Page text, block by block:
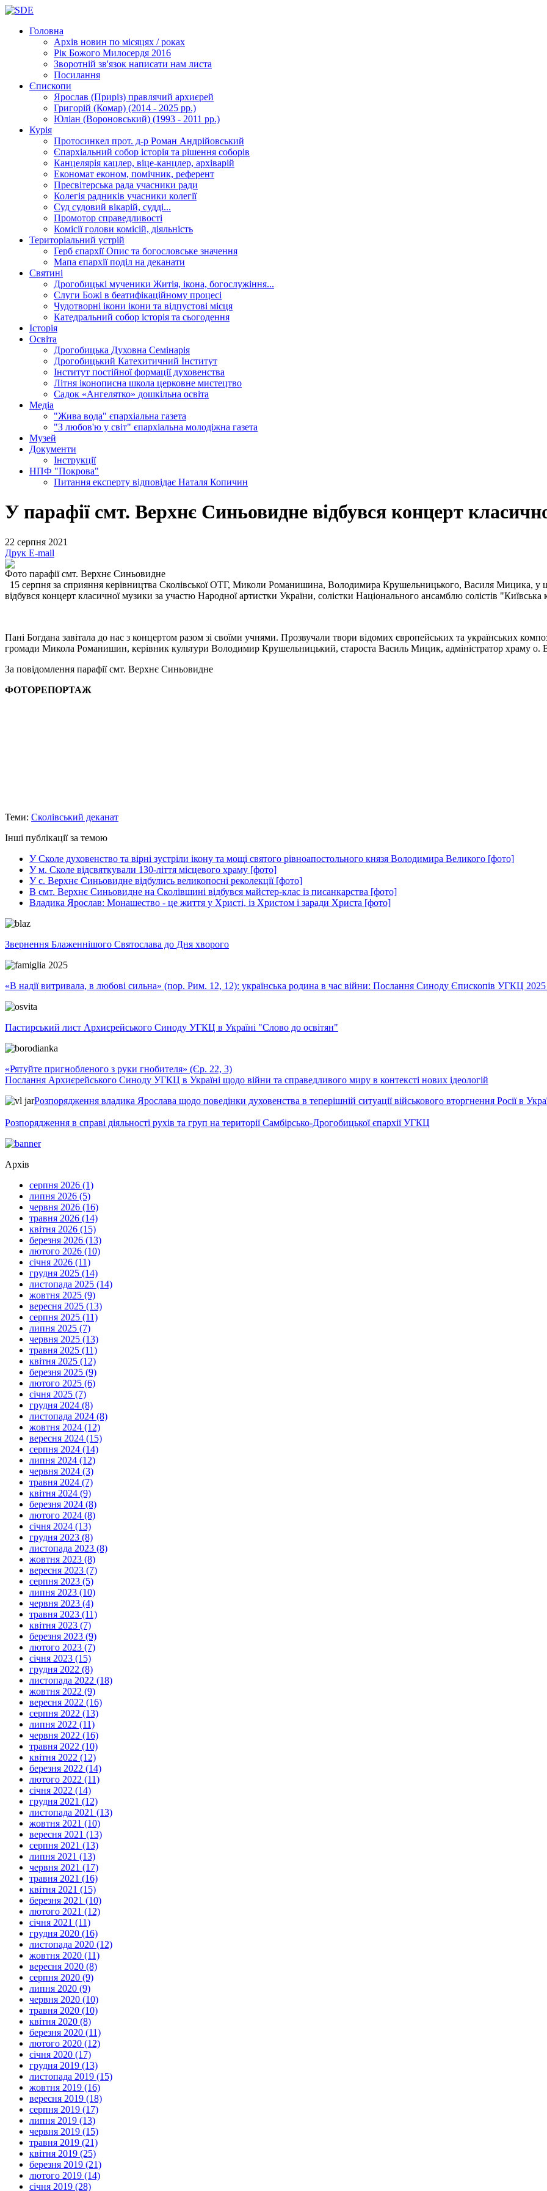
Головна
Архів новин по місяцях / роках
Рік Божого Милосердя 2016
Зворотній зв'язок написати нам листа
Посилання
Єпископи
Ярослав (Приріз) правлячий архиєрей
Григорій (Комар) (2014 - 2025 рр.)
Юліан (Вороновський) (1993 - 2011 рр.)
Курія
Протосинкел прот. д-р Роман Андрійовський
Єпархіальний собор історія та рішення соборів
Канцелярія кацлер, віце-канцлер, архіварій
Економат економ, помічник, референт
Пресвітерська рада учасники ради
Колегія радників учасники колегії
Суд судовий вікарій, судді...
Промотор справедливості
Комісіїголови комісій, діяльність
Територіальний устрій
Герб єпархіїОпис та богословське значення
Мапа єпархіїподіл на деканати
Святині
Дрогобицькі мученики Житія, ікона, богослужіння...
Слуги Божі в беатифікаційному процесі
Чудотворні ікони ікони та відпустові місця
Катедральний собор історія та сьогодення
Історія
Освіта
Дрогобицька Духовна Семінарія
Дрогобицький Катехитичний Інститут
Інститут постійної формації духовенства
Літня іконописна школа церковне мистецтво
Садок «Ангелятко» дошкільна освіта
Медіа
"Жива вода" єпархіальна газета
"З любов'ю у світ" єпархіальна молодіжна газета
Музей
Документи
Інструкції
НПФ "Покрова"
Питання експерту відповідає Наталя Копичин
У парафії смт. Верхнє Синьовидне відбувся концерт
22 серпня 2021
Друк E-mail
Фото парафії смт. Верхнє Синьовидне
15 серпня за сприяння керівництва Сколівської ОТГ, Миколи Романишина, Володимира Крушельницького, Василя Мицика, у
відбувся концерт класичної музики за участю Народної артистки України, солістки Національного ансамблю солістів
Пані Богдана завітала до нас з концертом разом зі своїми учнями. Прозвучали твори відомих європейських та українських
громади Микола Романишин, керівник культури Володимир Крушельницький, староста Василь Мицик, адміністратор храму
За повідомлення парафії смт. Верхнє Синьовидне
ФОТОРЕПОРТАЖ
Теми: Сколівський деканат
Інші публікації за темою
У Сколе духовенство та вірні зустріли ікону та мощі святого рівноапостольного князя Володимира Великого [фото]
У м. Сколе відсвяткували 130-ліття місцевого храму [фото]
У с. Верхнє Синьовидне відбулись великопосні реколекції [фото]
В смт. Верхнє Синьовидне на Сколівщині відбувся майстер-клас із писанкарства [фото]
Владика Ярослав: Монашество - це життя у Христі, із Христом і заради Христа [фото]
Звернення Блаженнішого Святослава до Дня хворого
«В надії витривала, в любові сильна» (пор. Рим. 12, 12): українська родина в час війни: Послання Синоду Єпископів УГКЦ
Пастирський лист Архиєрейського Синоду УГКЦ в Україні "Слово до освітян"
«Рятуйте пригнобленого з руки гнобителя» (Єр. 22, 3)
Послання Архиєрейського Синоду УГКЦ в Україні щодо війни та справедливого миру в контексті нових ідеологій
Розпорядження владика Ярослава щодо поведінки духовенства в теперішній ситуації військового вторгнення Росії в
Розпорядження в справі діяльності рухів та груп на території Самбірсько-Дрогобицької єпархії УГКЦ
Архів
серпня 2026 (1)
липня 2026 (5)
червня 2026 (16)
травня 2026 (14)
квітня 2026 (15)
березня 2026 (13)
лютого 2026 (10)
січня 2026 (11)
грудня 2025 (14)
листопада 2025 (14)
жовтня 2025 (9)
вересня 2025 (13)
серпня 2025 (11)
липня 2025 (7)
червня 2025 (13)
травня 2025 (11)
квітня 2025 (12)
березня 2025 (9)
лютого 2025 (6)
січня 2025 (7)
грудня 2024 (8)
листопада 2024 (8)
жовтня 2024 (12)
вересня 2024 (15)
серпня 2024 (14)
липня 2024 (12)
червня 2024 (3)
травня 2024 (7)
квітня 2024 (9)
березня 2024 (8)
лютого 2024 (8)
січня 2024 (13)
грудня 2023 (8)
листопада 2023 (8)
жовтня 2023 (8)
вересня 2023 (7)
серпня 2023 (5)
липня 2023 (10)
червня 2023 (4)
травня 2023 (11)
квітня 2023 (7)
березня 2023 (9)
лютого 2023 (7)
січня 2023 (15)
грудня 2022 (8)
листопада 2022 (18)
жовтня 2022 (9)
вересня 2022 (16)
серпня 2022 (13)
липня 2022 (11)
червня 2022 (16)
травня 2022 (10)
квітня 2022 (12)
березня 2022 (14)
лютого 2022 (11)
січня 2022 (14)
грудня 2021 (12)
листопада 2021 (13)
жовтня 2021 (10)
вересня 2021 (13)
серпня 2021 (13)
липня 2021 (13)
червня 2021 (17)
травня 2021 (16)
квітня 2021 (15)
березня 2021 (10)
лютого 2021 (12)
січня 2021 (11)
грудня 2020 (16)
листопада 2020 (12)
жовтня 2020 (11)
вересня 2020 (8)
серпня 2020 (9)
липня 2020 (9)
червня 2020 (10)
травня 2020 (10)
квітня 2020 (8)
березня 2020 (11)
лютого 2020 (12)
січня 2020 (17)
грудня 2019 (13)
листопада 2019 (15)
жовтня 2019 (16)
вересня 2019 (18)
серпня 2019 (17)
липня 2019 (13)
червня 2019 (15)
травня 2019 (21)
квітня 2019 (25)
березня 2019 (21)
лютого 2019 (14)
січня 2019 (28)